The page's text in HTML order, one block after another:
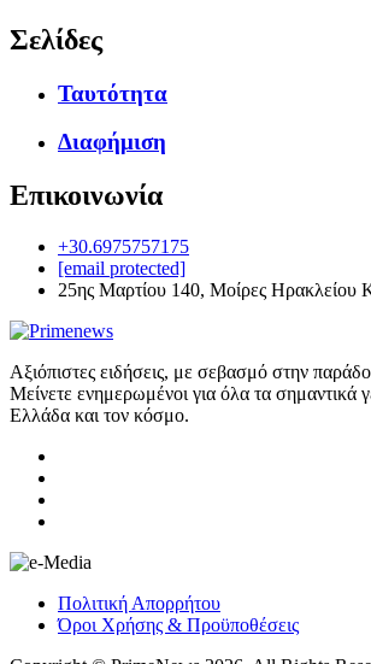
Σελίδες
Ταυτότητα
Διαφήμιση
Επικοινωνία
+30.6975757175
[email protected]
25ης Μαρτίου 140, Μοίρες Ηρακλείου
Αξιόπιστες ειδήσεις, με σεβασμό στην
Μείνετε ενημερωμένοι για όλα τα σημαντικά
Ελλάδα και τον κόσμο.
Πολιτική Απορρήτου
Όροι Χρήσης & Προϋποθέσεις